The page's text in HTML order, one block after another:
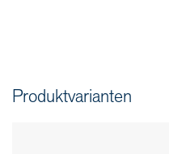
Produktvarianten